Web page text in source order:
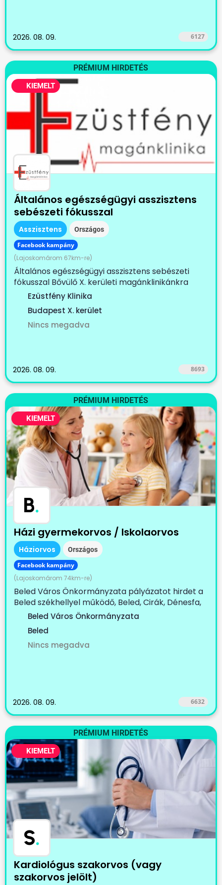
2026. 08. 09. 6127
PRÉMIUM HIRDETÉS
KIEMELT
Általános egészségügyi asszisztens
sebészeti fókusszal
Asszisztens Országos
Facebook kampány
(Lajoskomárom 67km-re)
Általános egészségügyi asszisztens sebészeti
fókusszal Bővülő X. kerületi magánklinikánkra
keresünk...
Ezüstfény Klinika
Budapest X. kerület
Nincs megadva
2026. 08. 09. 8693
PRÉMIUM HIRDETÉS
KIEMELT
B.
Házi gyermekorvos / Iskolaorvos
Háziorvos Országos
Facebook kampány
(Lajoskomárom 74km-re)
Beled Város Önkormányzata pályázatot hirdet a
Beled székhellyel működő, Beled, Cirák, Dénesfa,
Edve,...Beled Város Önkormányzata
Beled
Nincs megadva
2026. 08. 09. 6632
PRÉMIUM HIRDETÉS
KIEMELT
S.
Kardiológus szakorvos (vagy
szakorvos jelölt)